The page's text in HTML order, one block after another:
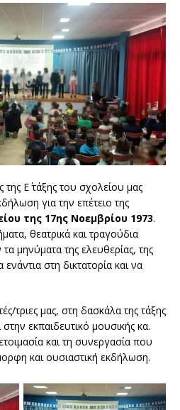
της Ε΄ τάξης του σχολείου μας
για την επέτειο της
της 17ης Νοεμβρίου 1973.
θεατρικά και τραγούδια
μηνύματα της ελευθερίας, της
στη δικτατορία και να
τριες μας, στη δασκάλα της τάξης
εκπαιδευτικό μουσικής κα.
και τη συνεργασία που
και ουσιαστική εκδήλωση.